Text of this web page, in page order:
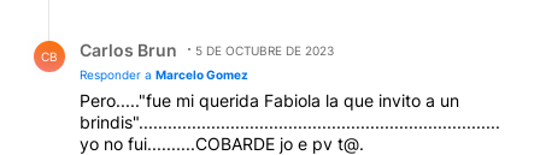
CB Carlos Brun
5 DE OCTUBRE DE 2023
Responder a Marcelo Gomez
Pero....."fue mi querida Fabiola la que invito a un
brindis"...........................................................................
yo no fui..........COBARDE jo e pv t@.